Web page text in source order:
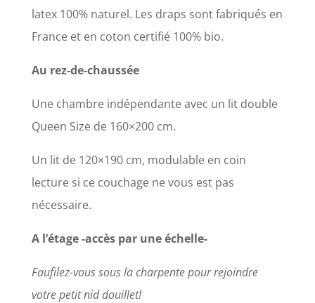
latex 100% naturel. Les draps sont fabriqués en
France et en coton certifié 100% bio.
Au rez-de-chaussée
Une chambre indépendante avec un lit double
Queen Size de 160×200 cm.
Un lit de 120×190 cm, modulable en coin
lecture si ce couchage ne vous est pas
nécessaire.
A l’étage -accès par une échelle-
Faufilez-vous sous la charpente pour rejoindre
votre petit nid douillet!